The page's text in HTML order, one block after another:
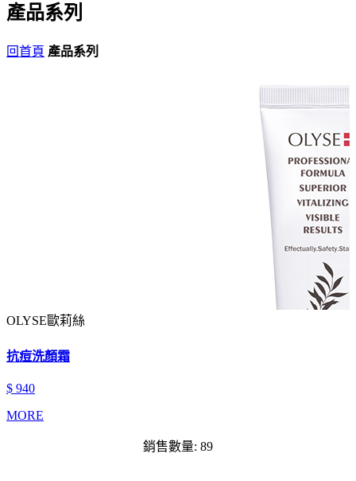
產品系列
回首頁 產品系列
OLYSE歐莉絲
抗痘洗顏霜
$ 940
MORE
銷售數量: 89